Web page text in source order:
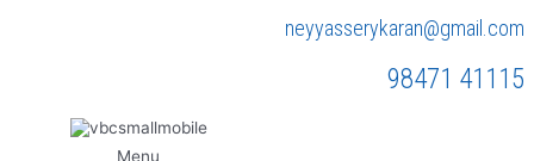
neyyasserykaran@gmail.com
98471 41115
Menu